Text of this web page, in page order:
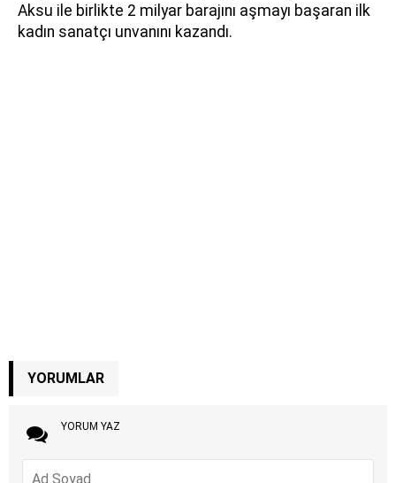
Aksu ile birlikte 2 milyar barajını aşmayı başaran ilk
kadın sanatçı unvanını kazandı.
YORUMLAR
YORUM YAZ